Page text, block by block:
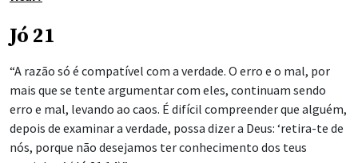
Jó 21
“A razão só é compatível com a verdade. O erro e o mal, por
mais que se tente argumentar com eles, continuam sendo
erro e mal, levando ao caos. É difícil compreender que alguém,
depois de examinar a verdade, possa dizer a Deus: ‘retira-te de
nós, porque não desejamos ter conhecimento dos teus